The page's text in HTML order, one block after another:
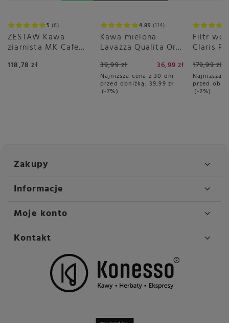
5 6
ZESTAW Kawa
ziarnista MK Cafe
118,78 zł
Promocja4.89 114
Kawa mielona
Lavazza Qualita Oro
39,99 zł 36,99 zł
Najniższa cena z 30 dni
przed obniżką: 39,99 zł
-7%
Filtr
Claris
179,99 zł
Najniższa
przed
-2%
Zakupy
Informacje
Moje konto
Kontakt